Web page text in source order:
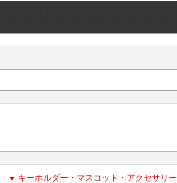
キーホルダー・マスコット・アクセサリー